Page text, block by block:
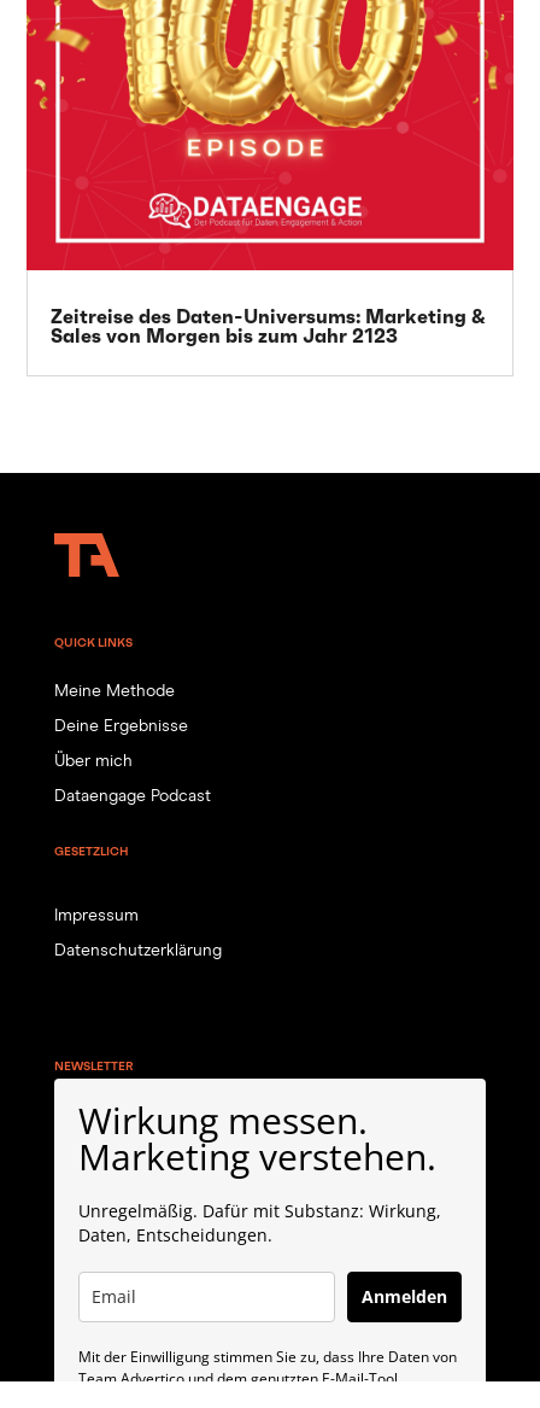
Zeitreise des Daten-Universums: Marketing &
Sales von Morgen bis zum Jahr 2123
QUICK LINKS
Meine Methode
Deine Ergebnisse
Über mich
Dataengage Podcast
GESETZLICH
Impressum
Datenschutzerklärung
NEWSLETTER
Wirkung messen.
Marketing verstehen.
Unregelmäßig. Dafür mit Substanz: Wirkung,
Daten, Entscheidungen.
Anmelden
Mit der Einwilligung stimmen Sie zu, dass Ihre Daten von
Team Advertico und dem genutzten E-Mail-Tool